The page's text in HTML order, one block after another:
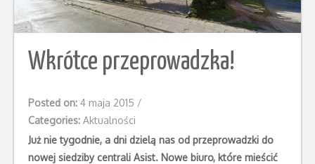
Wkrótce przeprowadzka!
Posted on: 4 maja 2015 /
Categories: Aktualności
Już nie tygodnie, a dni dzielą nas od przeprowadzki do
nowej siedziby centrali Asist. Nowe biuro, które mieścić